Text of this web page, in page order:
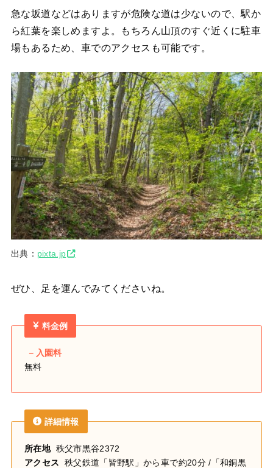
急な坂道などはありますが危険な道は少ないので、駅か
ら紅葉を楽しめますよ。もちろん山頂のすぐ近くに駐車
場もあるため、車でのアクセスも可能です。
出典： pixta.jp
ぜひ、足を運んでみてくださいね。
料金例
－入園料
無料
詳細情報
所在地秩父市黒谷2372
アクセス 秩父鉄道「皆野駅」から車で約20分 /「和銅黒